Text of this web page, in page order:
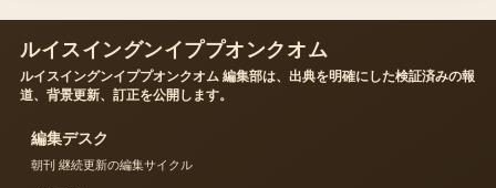
ルイスイングンイププオンクオム
ルイスイングンイププオンクオム 編集部は、出典を明確にした検証済みの報
道、背景更新、訂正を公開します。
編集デスク
朝刊 継続更新の編集サイクル